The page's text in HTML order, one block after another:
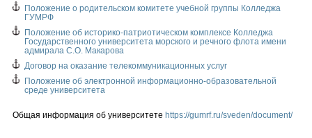
Положение о родительском комитете учебной группы Колледжа
ГУМРФ
Положение об историко-патриотическом комплексе Колледжа
Государственного университета морского и речного флота имени
адмирала С.О. Макарова
Договор на оказание телекоммуникационных услуг
Положение об электронной информационно-образовательной
среде университета
Общая информация об университете https://gumrf.ru/sveden/document/